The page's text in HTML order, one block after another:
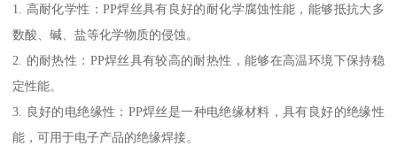
1. 高耐化学性：PP焊丝具有良好的耐化学腐蚀性能，能够抵抗大多
数酸、碱、盐等化学物质的侵蚀。
2. 的耐热性：PP焊丝具有较高的耐热性，能够在高温环境下保持稳
定性能。
3. 良好的电绝缘性：PP焊丝是一种电绝缘材料，具有良好的绝缘性
能，可用于电子产品的绝缘焊接。